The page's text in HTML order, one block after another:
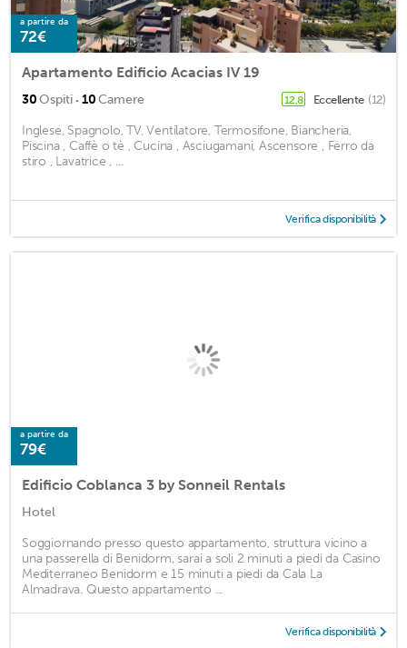
a partire da
72€
Apartamento Edificio Acacias IV 19
30Ospiti · 10Camere 12,8 Eccellente (12)
Inglese, Spagnolo, TV, Ventilatore, Termosifone, Biancheria,
Piscina , Caffè o tè , Cucina , Asciugamani, Ascensore , Ferro da
stiro , Lavatrice , ...
Verifica disponibilità
a partire da
79€
Edificio Coblanca 3 by Sonneil Rentals
Hotel
Soggiornando presso questo appartamento, struttura vicino a
una passerella di Benidorm, sarai a soli 2 minuti a piedi da Casino
Mediterraneo Benidorm e 15 minuti a piedi da Cala La
Almadrava. Questo appartamento ...
Verifica disponibilità